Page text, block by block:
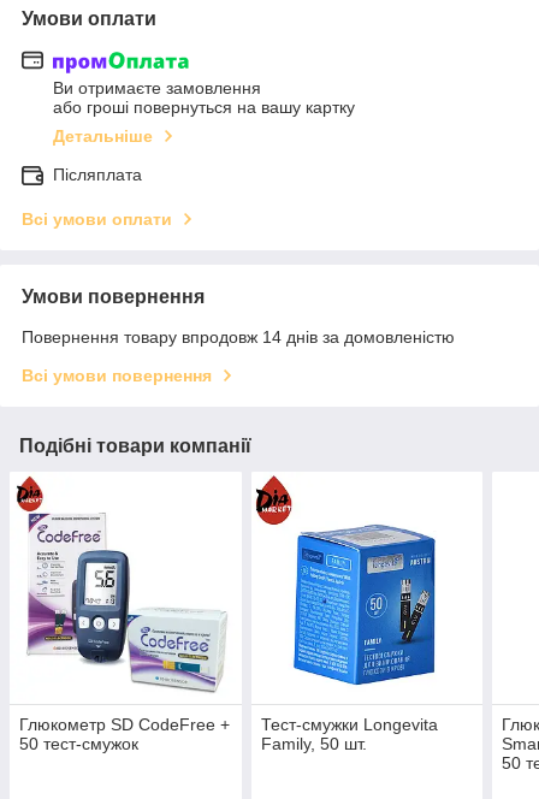
Умови оплати
Ви отримаєте замовлення
або гроші повернуться на вашу картку
Детальніше
Післяплата
Всі умови оплати
Умови повернення
Повернення товару впродовж 14 днів за домовленістю
Всі умови повернення
Подібні товари компанії
Глюкометр SD CodeFree +
50 тест-смужок
Тест-смужки Longevita
Family, 50 шт.
50